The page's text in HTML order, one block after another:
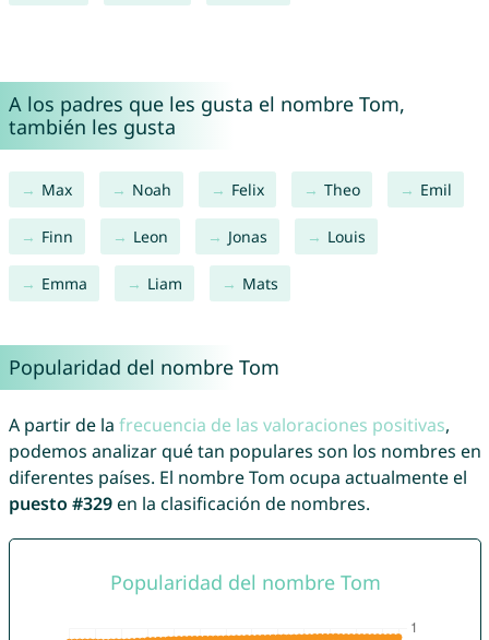
A los padres que les gusta el nombre Tom,
también les gusta
Max Noah Felix Theo Emil
Finn Leon Jonas Louis
Emma Liam Mats
Popularidad del nombre Tom
A partir de la frecuencia de las valoraciones positivas,
podemos analizar qué tan populares son los nombres en
diferentes países. El nombre Tom ocupa actualmente el
puesto #329en la clasificación de nombres.